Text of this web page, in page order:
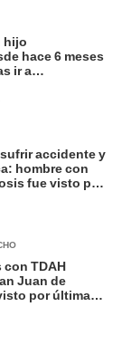
hijo
hace 6 meses
ir a
accidente y
hombre con
fue visto por
con TDAH
Juan de
por última